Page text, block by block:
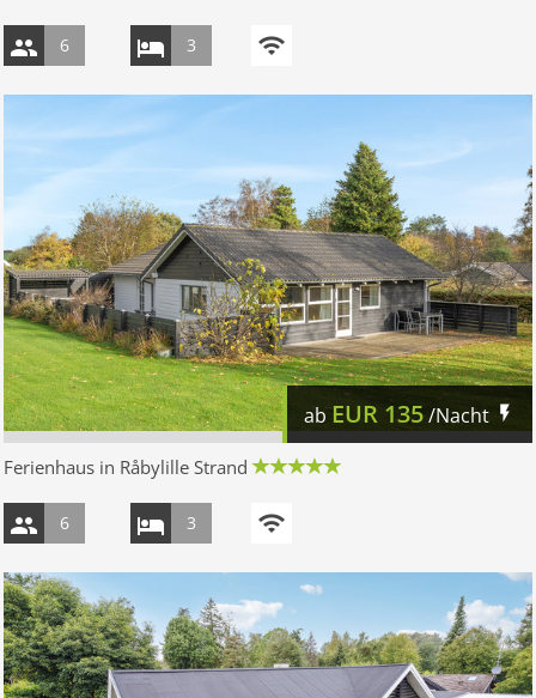
6 3
abEUR 135/Nacht
Ferienhaus in Råbylille Strand
6 3